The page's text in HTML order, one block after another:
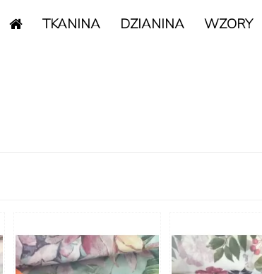
TKANINA DZIANINA WZORY